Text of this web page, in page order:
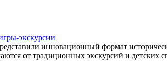
экскурсии
инновационный формат
от традиционных экскурсий и детских